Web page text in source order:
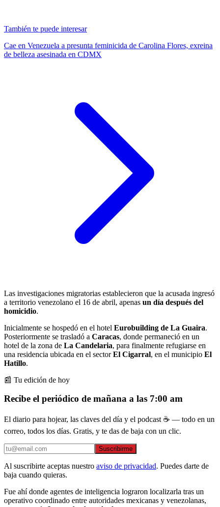
También te puede interesar
Cae en Venezuela a presunta feminicida de Carolina Flores, exreina
de belleza asesinada en CDMX
Las investigaciones migratorias establecieron que la acusada ingresó
a territorio venezolano el 16 de abril, apenas un día después del
homicidio.
Inicialmente se hospedó en el hotel Eurobuilding de La Guaira.
Posteriormente se trasladó a Caracas, donde permaneció en un
hotel de la zona de La Candelaria, para finalmente refugiarse en
una residencia ubicada en el sectorEl Cigarral, en el municipio El
Hatillo.
📰 Tu edición de hoy
Recibe el periódico de mañana a las 7:00 am
El diario para hojear, las claves del día y el podcast ☕ — todo en un
correo, todos los días. Gratis, y te das de baja con un clic.
Suscribirme
Al suscribirte aceptas nuestro aviso de privacidad. Puedes darte de
baja cuando quieras.
Fue ahí donde agentes de inteligencia lograron localizarla tras un
operativo coordinado entre autoridades mexicanas y venezolanas,